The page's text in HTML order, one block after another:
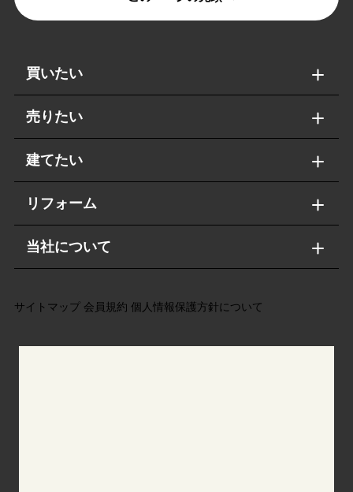
買いたい
売りたい
建てたい
リフォーム
当社について
サイトマップ 会員規約 個人情報保護方針について